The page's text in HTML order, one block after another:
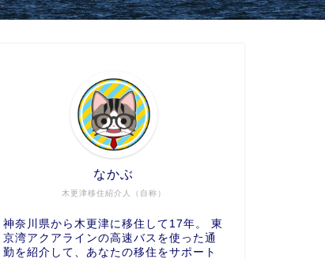
木更津移住紹介人（自称）
なかぶ
神奈川県から木更津に移住して17年。 東
京湾アクアラインの高速バスを使った通
勤を紹介して、あなたの移住をサポート